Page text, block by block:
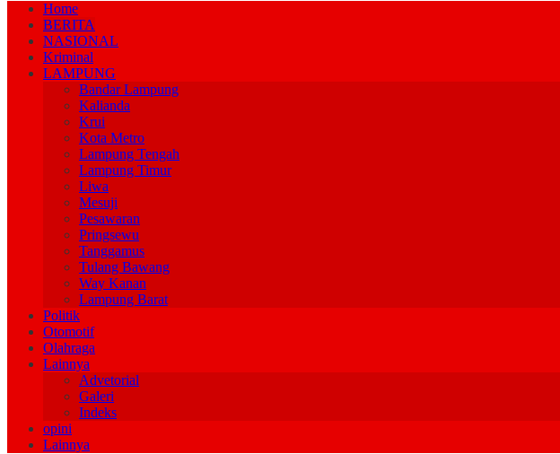
Home
BERITA
NASIONAL
Kriminal
LAMPUNG
Bandar Lampung
Kalianda
Krui
Kota Metro
Lampung Tengah
Lampung Timur
Liwa
Mesuji
Pesawaran
Pringsewu
Tanggamus
Tulang Bawang
Way Kanan
Lampung Barat
Politik
Otomotif
Olahraga
Lainnya
Advetorial
Galeri
Indeks
opini
Lainnya